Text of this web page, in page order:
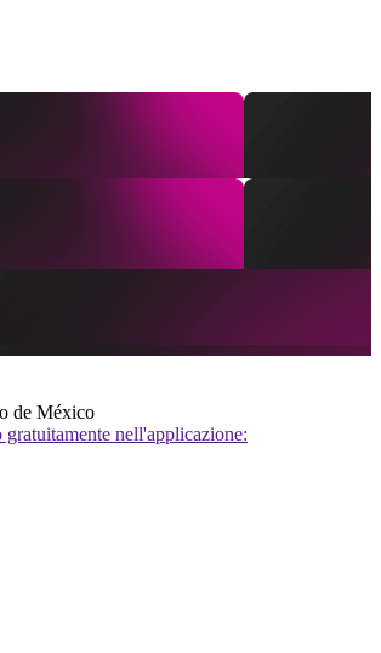
de México
gratuitamente nell'applicazione: